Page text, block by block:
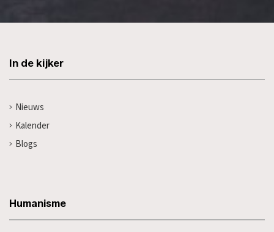
In de kijker
Nieuws
Kalender
Blogs
Humanisme